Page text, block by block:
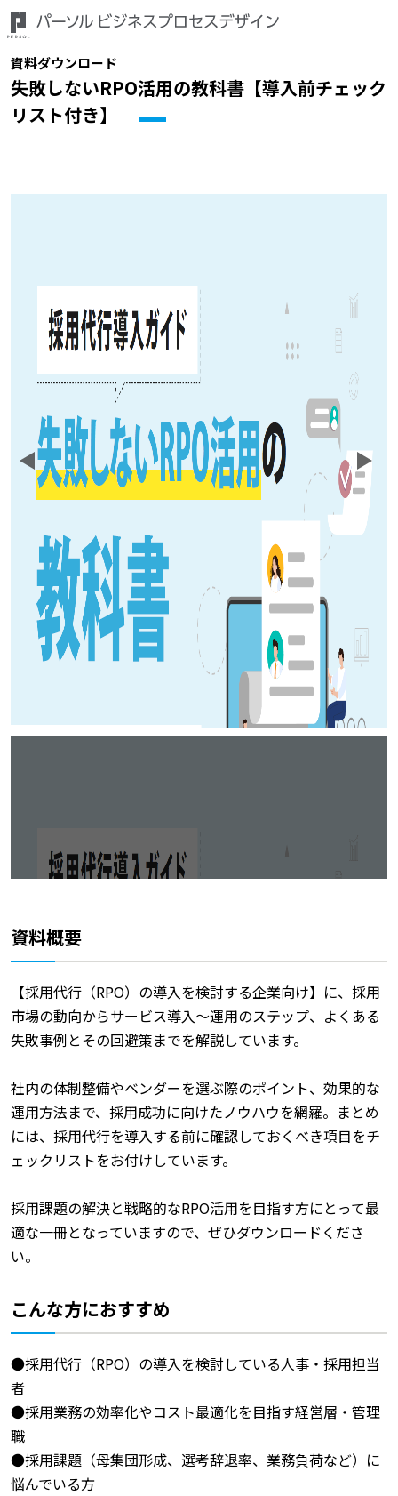
資料ダウンロード
失敗しないRPO活用の教科書【導入前チェック
リスト付き】
資料概要
【採用代行（RPO）の導入を検討する企業向け】に、採用
市場の動向からサービス導入～運用のステップ、よくある
失敗事例とその回避策までを解説しています。
社内の体制整備やベンダーを選ぶ際のポイント、効果的な
運用方法まで、採用成功に向けたノウハウを網羅。まとめ
には、採用代行を導入する前に確認しておくべき項目をチ
ェックリストをお付けしています。
採用課題の解決と戦略的なRPO活用を目指す方にとって最
適な一冊となっていますので、ぜひダウンロードくださ
い。
こんな方におすすめ
●採用代行（RPO）の導入を検討している人事・採用担当
者
●採用業務の効率化やコスト最適化を目指す経営層・管理
職
●採用課題（母集団形成、選考辞退率、業務負荷など）に
悩んでいる方